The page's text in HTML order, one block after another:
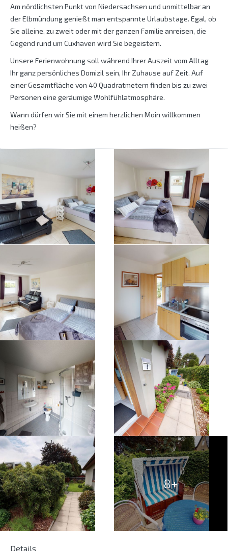
Am nördlichsten Punkt von Niedersachsen und unmittelbar an
der Elbmündung genießt man entspannte Urlaubstage. Egal, ob
Sie alleine, zu zweit oder mit der ganzen Familie anreisen, die
Gegend rund um Cuxhaven wird Sie begeistern.
Unsere Ferienwohnung soll während Ihrer Auszeit vom Alltag
Ihr ganz persönliches Domizil sein, Ihr Zuhause auf Zeit. Auf
einer Gesamtfläche von 40 Quadratmetern finden bis zu zwei
Personen eine geräumige Wohlfühlatmosphäre.
Wann dürfen wir Sie mit einem herzlichen Moin willkommen
heißen?
8+
Details